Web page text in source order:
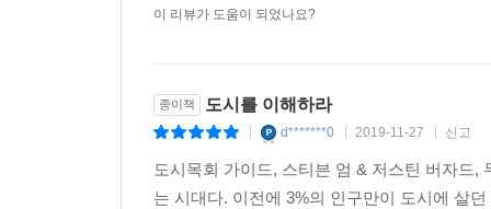
이 리뷰가 도움이 되었나요?
종이책 도시를 이해하라
d*******0 2019-11-27 신고
도시목회 가이드, 스티븐 엄 & 저스틴 버자드,
는 시대다. 이전에 3%의 인구만이 도시에 살